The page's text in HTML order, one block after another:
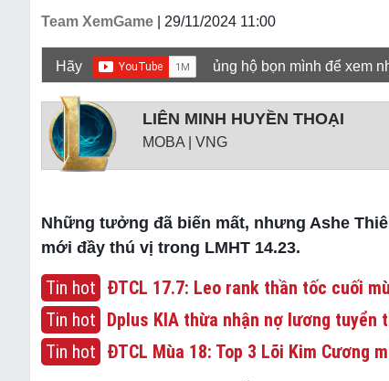
Team XemGame | 29/11/2024 11:00
Hãy ủng hộ bọn mình để xem
LIÊN MINH HUYỀN THOẠI
MOBA | VNG
Những tưởng đã biến mất, nhưng Ashe
mới đầy thú vị trong LMHT 14.23.
Tin hot ĐTCL 17.7: Leo rank thần tốc cuối
Tin hot Dplus KIA thừa nhận nợ lương tuyển
Tin hot ĐTCL Mùa 18: Top 3 Lõi Kim Cương